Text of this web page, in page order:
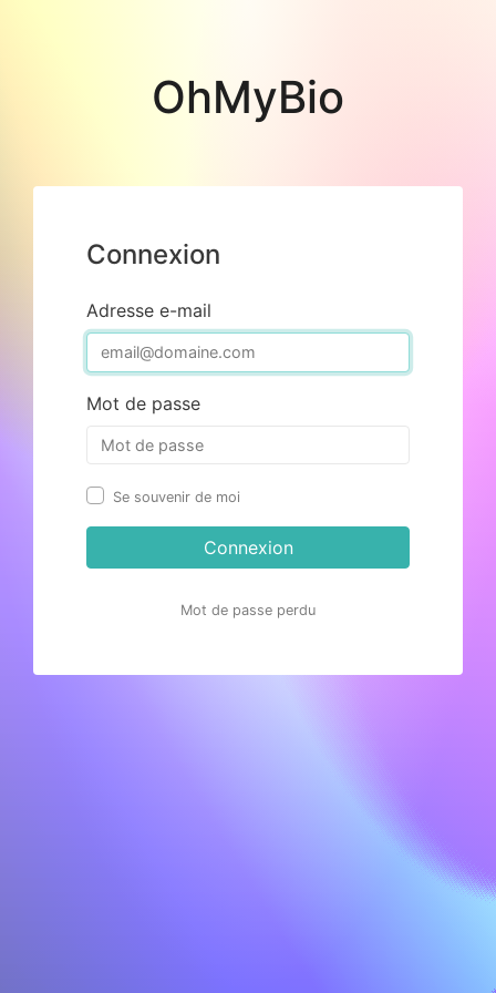
OhMyBio
Connexion
Adresse e-mail
Mot de passe
Se souvenir de moi
Connexion
Mot de passe perdu